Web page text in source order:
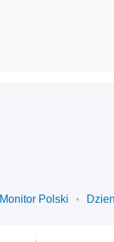
Monitor Polski